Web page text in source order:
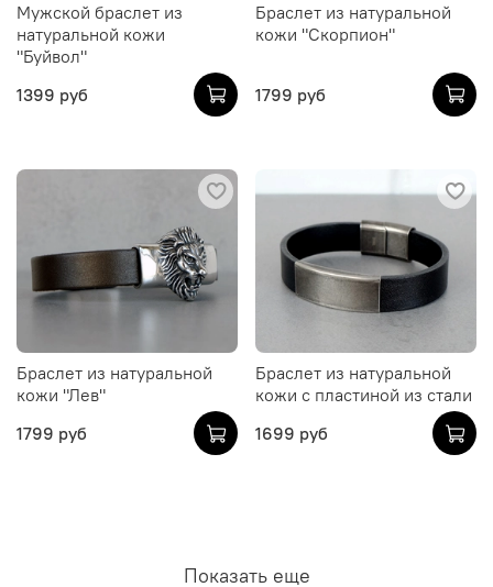
Мужской браслет из
натуральной кожи
"Буйвол"
1399 руб
Браслет из натуральной
кожи "Скорпион"
1799 руб
Браслет из натуральной
кожи "Лев"
1799 руб
Браслет из натуральной
кожи с пластиной из стали
1699 руб
Показать еще